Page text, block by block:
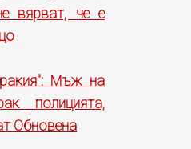
вярват, че е
Мъж на
полицията,
Обновена